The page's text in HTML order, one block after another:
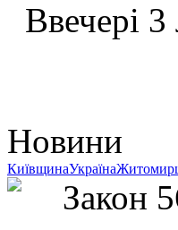
Ввечері
Новини
КиївщинаУкраїна